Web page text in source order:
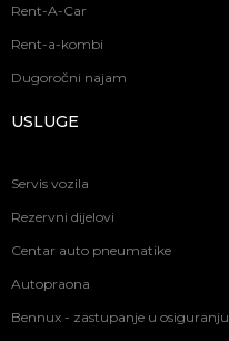
Rent-A-Car
Rent-a-kombi
Dugoročni najam
USLUGE
Servis vozila
Rezervni dijelovi
Centar auto pneumatike
Autopraona
Bennux - zastupanje u osiguranju